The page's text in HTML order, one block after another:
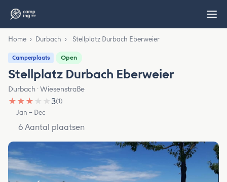
Home › Durbach › Stellplatz Durbach Eberweier
Camperplaats Open
Stellplatz Durbach Eberweier
Durbach · Wiesenstraße
★ ★ ★ ★ ★3(1)
Jan – Dec
6 Aantal plaatsen